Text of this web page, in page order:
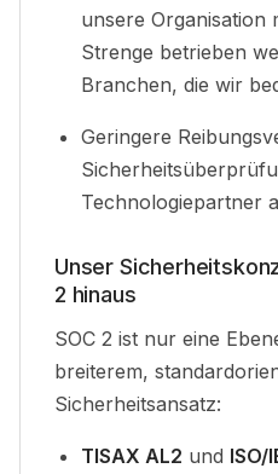
unsere Organisation
Strenge betrieben
Branchen, die wir
Geringere
Technologiepartner
Unser
2 hinaus
SOC 2 ist nur eine
breiterem,
Sicherheitsansatz:
TISAX AL2 und ISO/